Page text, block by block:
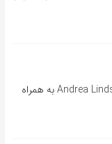
آهنگ فرانسوی Près de toi از Andrea Lindsay به همراه